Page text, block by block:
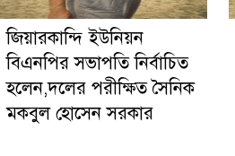
জিয়ারকান্দি ইউনিয়ন
বিএনপির সভাপতি নির্বাচিত
হলেন,দলের পরীক্ষিত সৈনিক
মকবুল হোসেন সরকার